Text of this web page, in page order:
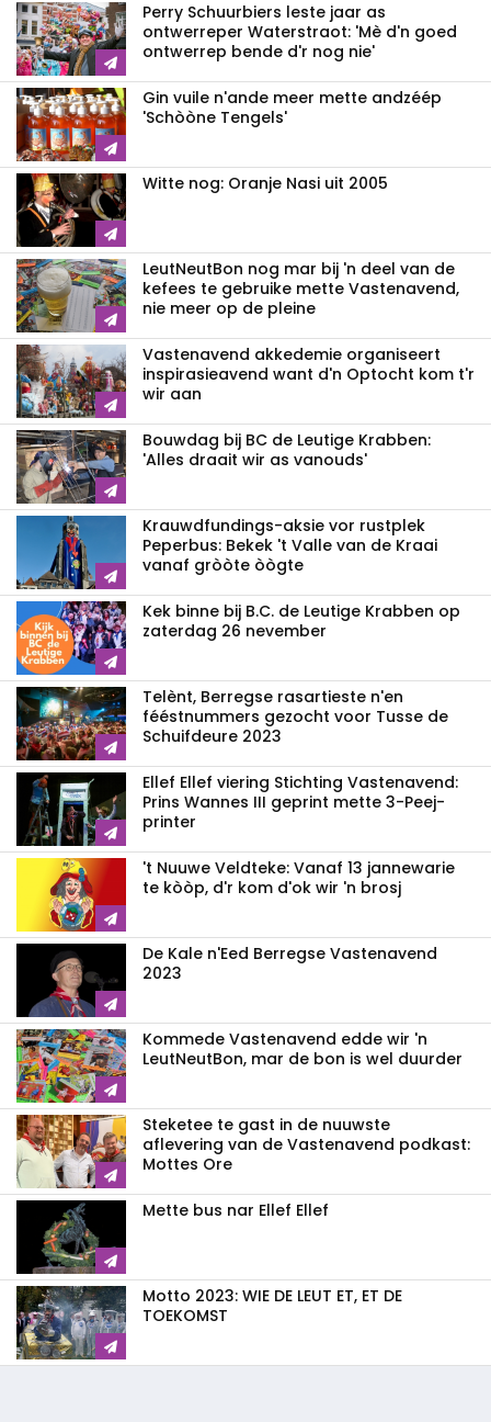
Perry Schuurbiers leste jaar as
ontwerreper Waterstraot: 'Mè d'n goed
ontwerrep bende d'r nog nie'
Gin vuile n'ande meer mette andzéép
'Schòòne Tengels'
Witte nog: Oranje Nasi uit 2005
LeutNeutBon nog mar bij 'n deel van de
kefees te gebruike mette Vastenavend,
nie meer op de pleine
Vastenavend akkedemie organiseert
inspirasieavend want d'n Optocht kom t'r
wir aan
Bouwdag bij BC de Leutige Krabben:
'Alles draait wir as vanouds'
Krauwdfundings-aksie vor rustplek
Peperbus: Bekek 't Valle van de Kraai
vanaf gròòte òògte
Kek binne bij B.C. de Leutige Krabben op
zaterdag 26 nevember
Telènt, Berregse rasartieste n'en
fééstnummers gezocht voor Tusse de
Schuifdeure 2023
Ellef Ellef viering Stichting Vastenavend:
Prins Wannes III geprint mette 3-Peej-
printer
't Nuuwe Veldteke: Vanaf 13 jannewarie
te kòòp, d'r kom d'ok wir 'n brosj
De Kale n'Eed Berregse Vastenavend
2023
Kommede Vastenavend edde wir 'n
LeutNeutBon, mar de bon is wel duurder
Steketee te gast in de nuuwste
aflevering van de Vastenavend podkast:
Mottes Ore
Mette bus nar Ellef Ellef
Motto 2023: WIE DE LEUT ET, ET DE
TOEKOMST